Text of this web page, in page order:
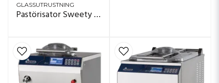
GLASSUTRUSTNING
Pastörisator Sweety Quick